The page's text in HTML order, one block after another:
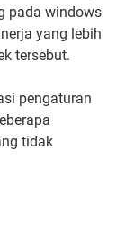
pada windows
yang lebih
tersebut.
pengaturan
tidak